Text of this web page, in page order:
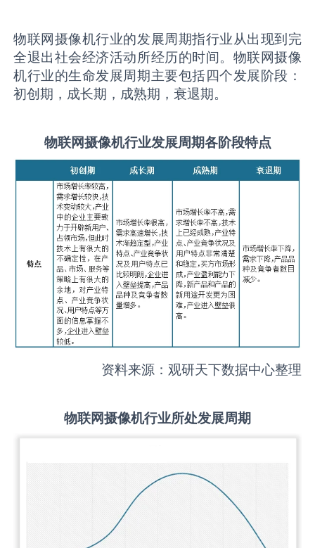
物联网摄像机行业的发展周期指行业从出现到完
全退出社会经济活动所经历的时间。物联网摄像
机行业的生命发展周期主要包括四个发展阶段：
初创期，成长期，成熟期，衰退期。
物联网摄像机行业发展周期各阶段特点
资料来源：观研天下数据中心整理
物联网摄像机行业所处发展周期